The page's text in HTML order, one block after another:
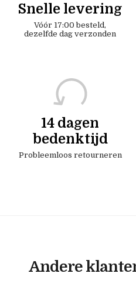
Snelle levering
Vóór 17:00 besteld,
dezelfde dag verzonden
14 dagen
bedenktijd
Probleemloos retourneren
Andere